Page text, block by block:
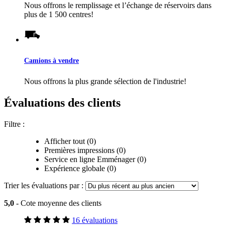
Nous offrons le remplissage et l’échange de réservoirs dans
plus de 1 500 centres!
Camions à vendre
Nous offrons la plus grande sélection de l'industrie!
Évaluations des clients
Filtre :
Afficher tout (0)
Premières impressions (0)
Service en ligne Emménager (0)
Expérience globale (0)
Trier les évaluations par :
5,0 - Cote moyenne des clients
16 évaluations